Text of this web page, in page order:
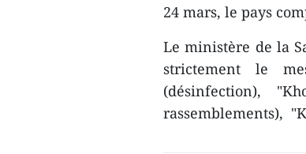
24 mars, le pays
Le ministère de la
strictement le
(désinfection),
rassemblements),